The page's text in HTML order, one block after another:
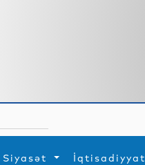
Siyasət İqtisadiyyat